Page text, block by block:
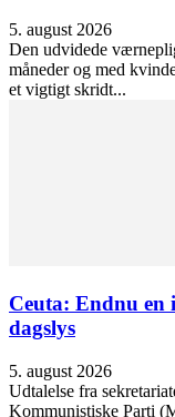
5. august 2026
Den udvidede
måneder og med
et vigtigt skridt...
Ceuta: Endnu en
dagslys
5. august 2026
Udtalelse fra
Kommunistiske Parti